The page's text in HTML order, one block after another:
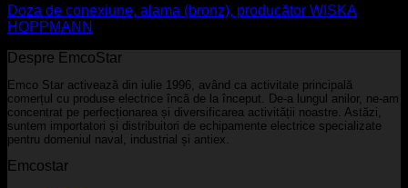
Doza de conexiune, alama (bronz), producător WISKA
HOPPMANN
Despre EmcoStar
Emco Star activează din iulie 1996, având ca activitate principală
comerțul cu produse electrice încă de la început. De-a lungul anilor, ne-am
concentrat pe perfecționarea și diversificarea activității noastre. Astăzi,
suntem importatori și distribuitori de echipamente electrice specializate
pentru domeniul naval, industrial și antiex.
Emcostar